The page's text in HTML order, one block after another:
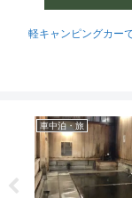
軽キャンピングカー
車中泊・旅